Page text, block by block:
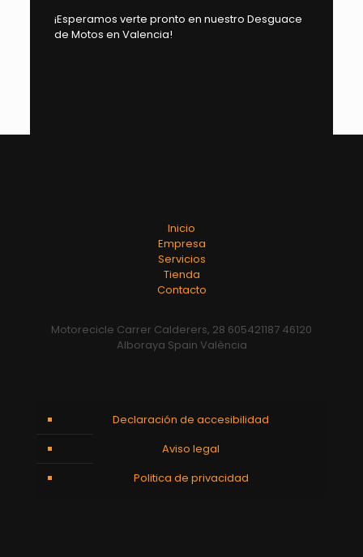
¡Esperamos verte pronto en nuestro Desguace
de Motos en Valencia!
Inicio
Empresa
Servicios
Tienda
Contacto
Motorecicle Carrer Calderers, 28 605421187 46120
Alboraya Spain València
Declaración de accesibilidad
Aviso legal
Politica de privacidad